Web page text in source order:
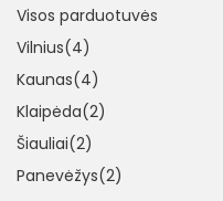
Visos parduotuvės
Vilnius(4)
Kaunas(4)
Klaipėda(2)
Šiauliai(2)
Panevėžys(2)